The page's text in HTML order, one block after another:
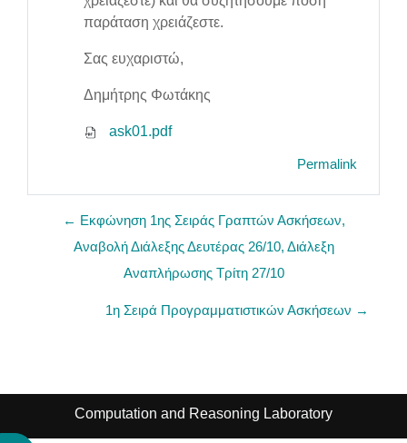
παράταση χρειάζεστε.
Σας ευχαριστώ,
Δημήτρης Φωτάκης
ask01.pdf
Permalink
← Εκφώνηση 1ης Σειράς Γραπτών Ασκήσεων,
Αναβολή Διάλεξης Δευτέρας 26/10, Διάλεξη
Αναπλήρωσης Τρίτη 27/10
1η Σειρά Προγραμματιστικών Ασκήσεων →
Computation and Reasoning Laboratory